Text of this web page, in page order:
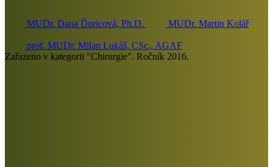
MUDr. Dana Ďuricová, Ph.D. MUDr. Martin Kolář
prof. MUDr. Milan Lukáš, CSc., AGAF
Zařazeno v kategorii "Chirurgie". Ročník 2016.